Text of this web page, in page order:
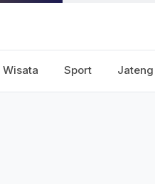
Wisata Sport Jateng